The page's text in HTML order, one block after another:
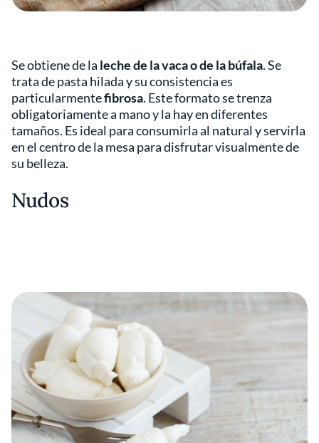
Se obtiene de la leche de la vaca o de la búfala. Se
trata de pasta hilada y su consistencia es
particularmentefibrosa. Este formato se trenza
obligatoriamente a mano y la hay en diferentes
tamaños. Es ideal para consumirla al natural y servirla
en el centro de la mesa para disfrutar visualmente de
su belleza.
Nudos